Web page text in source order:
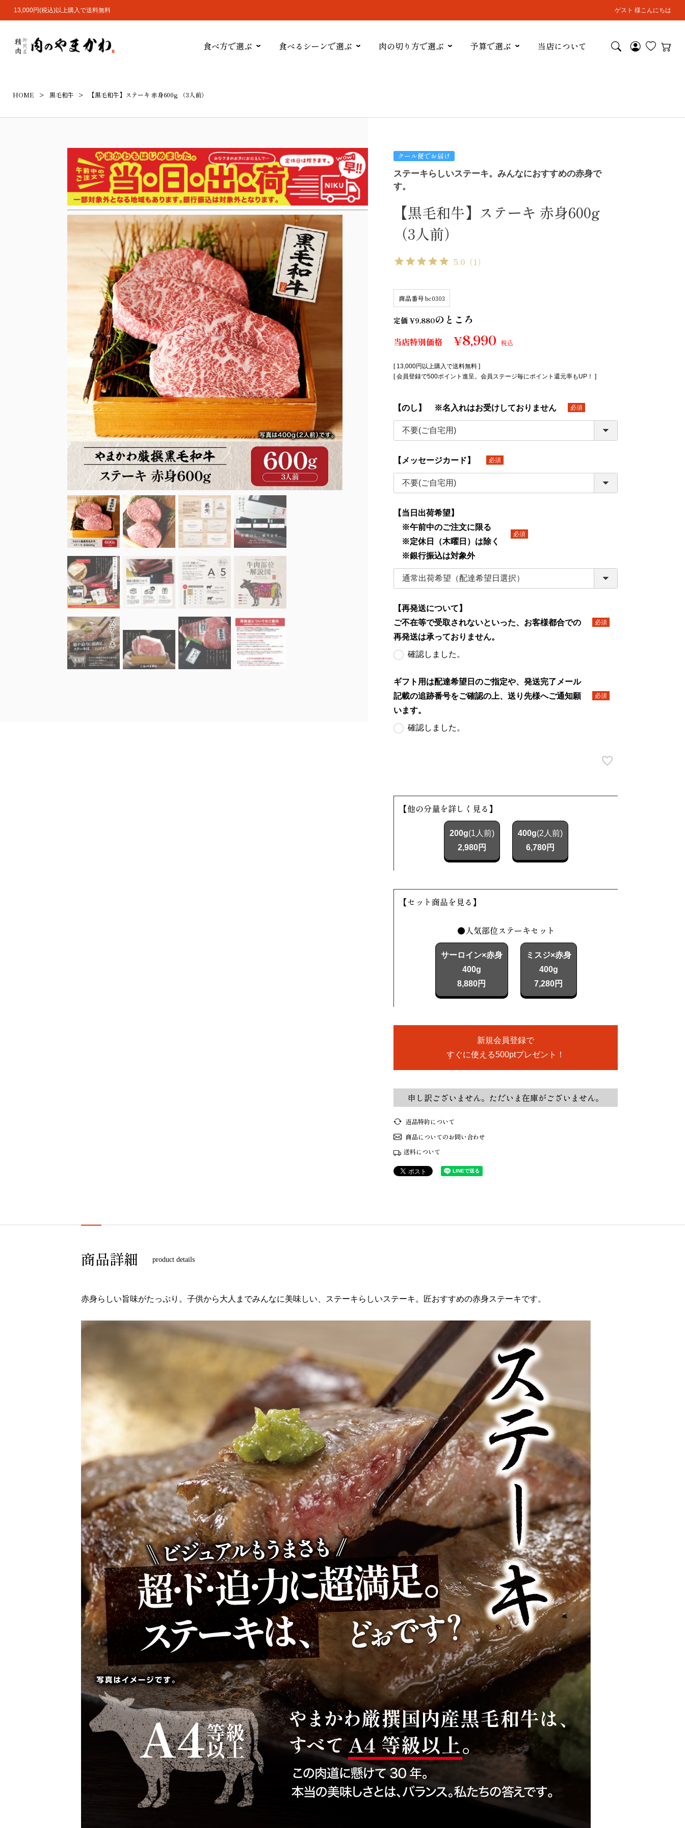
13,000円(税込)以上購入で送料無料 ゲスト 様こんにちは
食べ方で選ぶ 食べるシーンで選ぶ 肉の切り方で選ぶ 予算で選ぶ 当店について
HOME 黒毛和牛 【黒毛和牛】ステーキ 赤身600g （3人前）
クール便でお届け
ステーキらしいステーキ。みんなにおすすめの赤身で
す。
【黒毛和牛】ステーキ 赤身600g
（3人前）
5.0 （1）
商品番号 bc0303
定価 ¥9,880のところ
当店特別価格 ¥8,990 税込
[ 13,000円以上購入で送料無料 ]
[ 会員登録で500ポイント進呈。会員ステージ毎にポイント還元率もUP！ ]
【のし】 ※名入れはお受けしておりません
(必
【メッセージカード】
(必
【当日出荷希望】
※午前中のご注文に限る
※定休日（木曜日）は除く
※銀行振込は対象外
【再発送について】
ご不在等で受取されないといった、お客様都合での
再発送は承っておりません。
確認しました。
ギフト用は配達希望日のご指定や、発送完了メール
記載の追跡番号をご確認の上、送り先様へご通知願
います。
確認しました。
【他の分量を詳しく見る】
200g(1人前)
2,980円
400g(2人前)
6,780円
【セット商品を見る】
●人気部位ステーキセット
サーロイン×赤身
400g
8,880円
ミスジ×赤身
400g
7,280円
新規会員登録で
すぐに使える500ptプレゼント！
申し訳ございません。ただいま在庫がございません。
返品特約について
商品についてのお問い合わせ
送料について
商品詳細 product details
赤身らしい旨味がたっぷり。子供から大人までみんなに美味しい、ステーキらしいステーキ。匠おすすめの赤身ステーキです。